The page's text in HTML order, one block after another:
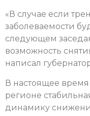
«В случае если
заболеваемости
следующем
возможность
написал
В настоящее
регионе
динамику